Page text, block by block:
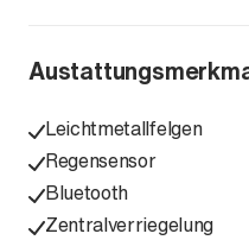
Leichtmetallfelgen
Regensensor
Bluetooth
Zentralverriegelung